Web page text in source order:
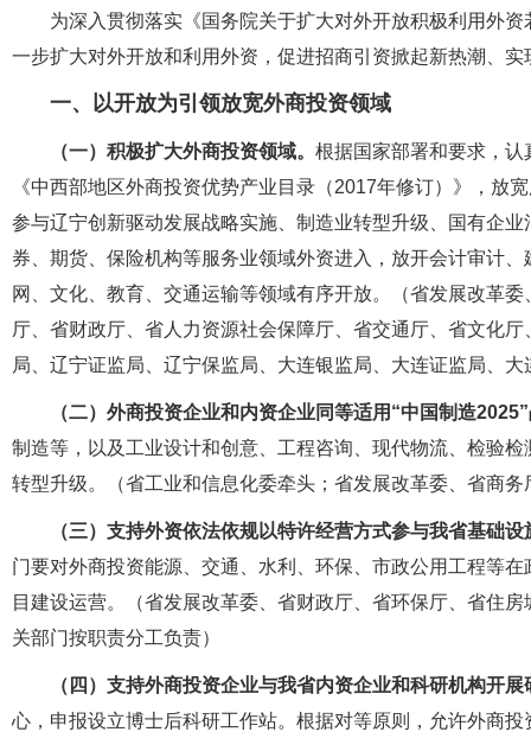
为深入贯彻落实《国务院关于扩大对外开放积极利用外
一步扩大对外开放和利用外资，促进招商引资掀起新热潮、
一、以开放为引领放宽外商投资领域
（一）积极扩大外商投资领域。 根据国家部署和要求，
《中西部地区外商投资优势产业目录（2017年修订）》，放
参与辽宁创新驱动发展战略实施、制造业转型升级、国有企
券、期货、保险机构等服务业领域外资进入，放开会计审计
网、文化、教育、交通运输等领域有序开放。（省发展改革
厅、省财政厅、省人力资源社会保障厅、省交通厅、省文化
局、辽宁证监局、辽宁保监局、大连银监局、大连证监局、
（二）外商投资企业和内资企业同等适用“中国制造
制造等，以及工业设计和创意、工程咨询、现代物流、检验
转型升级。（省工业和信息化委牵头；省发展改革委、省商
（三）支持外资依法依规以特许经营方式参与我省基础设
门要对外商投资能源、交通、水利、环保、市政公用工程等
目建设运营。（省发展改革委、省财政厅、省环保厅、省住
关部门按职责分工负责）
（四）支持外商投资企业与我省内资企业和科研机构开展
心，申报设立博士后科研工作站。根据对等原则，允许外商